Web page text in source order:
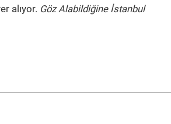
alıyor. Göz Alabildiğine İstanbul